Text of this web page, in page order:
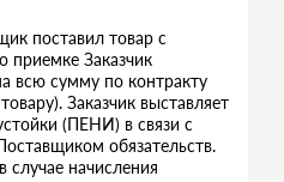
поставил товар с
приемке Заказчик
всю сумму по контракту
Заказчик выставляет
(ПЕНИ) в связи с
обязательств.
случае начисления